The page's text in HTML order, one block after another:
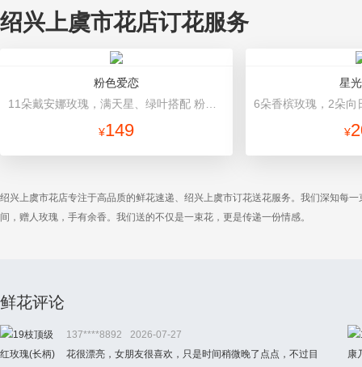
绍兴上虞市花店订花服务
粉色爱恋
¥149
星
¥
绍兴上虞市花店专注于高品质的鲜花速递、绍兴上虞市订花送花服务。我们深知每
间，赠人玫瑰，手有余香。我们送的不仅是一束花，更是传递一份情感。
鲜花评论
137****8892
2026-07-27
花很漂亮，女朋友很喜欢，只是时间稍微晚了点点，不过目